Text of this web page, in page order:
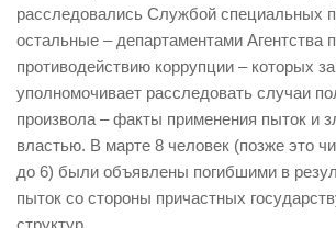
расследовались Службой специальных
остальные – департаментами Агентства
противодействию коррупции – которых
уполномочивает расследовать случаи
произвола – факты применения пыток и
властью. В марте 8 человек (позже это
до 6) были объявлены погибшими в
пыток со стороны причастных
структур.